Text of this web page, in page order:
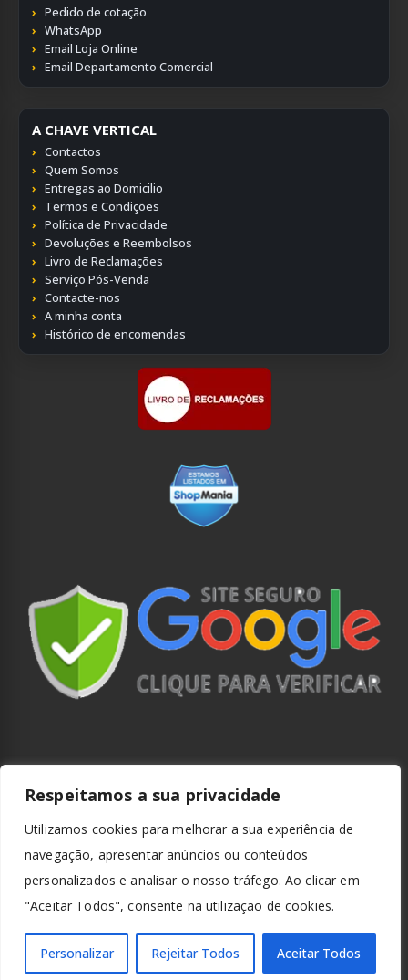
Respeitamos a sua privacidade
Utilizamos cookies para melhorar a sua experiência de
navegação, apresentar anúncios ou conteúdos
personalizados e analisar o nosso tráfego. Ao clicar em
"Aceitar Todos", consente na utilização de cookies.
Personalizar Rejeitar Todos Aceitar Todos
Pedido de cotação
WhatsApp
Email Loja Online
Email Departamento Comercial
A CHAVE VERTICAL
Contactos
Quem Somos
Entregas ao Domicilio
Termos e Condições
Política de Privacidade
Devoluções e Reembolsos
Livro de Reclamações
Serviço Pós-Venda
Contacte-nos
A minha conta
Histórico de encomendas